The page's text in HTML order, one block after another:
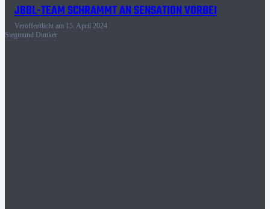
JBBL-TEAM SCHRAMMT AN SENSATION VORBEI
Veröffentlicht am 15. April 2024
Siegmund Dunker